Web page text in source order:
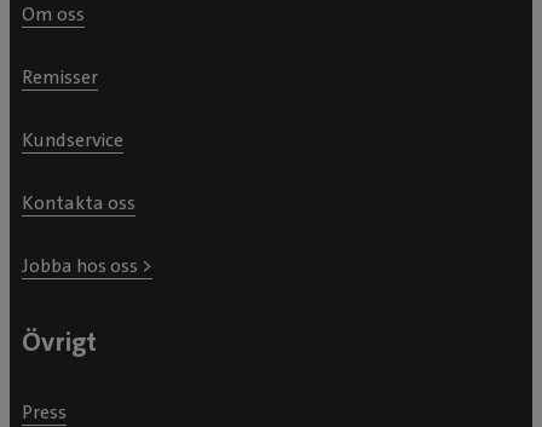
Om oss
Remisser
Kundservice
Kontakta oss
Jobba hos oss >
Övrigt
Press